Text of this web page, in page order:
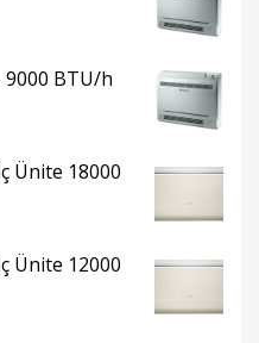
BTU/h
Ünite 18000
Ünite 12000